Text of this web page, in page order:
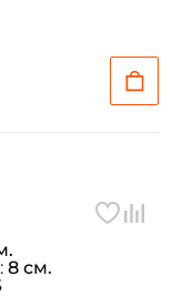
8 см.